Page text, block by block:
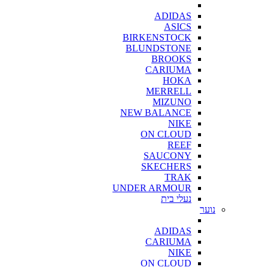
ADIDAS
ASICS
BIRKENSTOCK
BLUNDSTONE
BROOKS
CARIUMA
HOKA
MERRELL
MIZUNO
NEW BALANCE
NIKE
ON CLOUD
REEF
SAUCONY
SKECHERS
TRAK
UNDER ARMOUR
נעלי בית
נוער
ADIDAS
CARIUMA
NIKE
ON CLOUD